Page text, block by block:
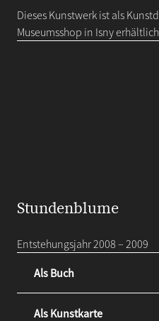
Dieses Kunstwerk ist als
Museumsshop in Isny
Stundenblume
Entstehungsjahr 2008 – 2009
Als Buch
Als Kunstkarte